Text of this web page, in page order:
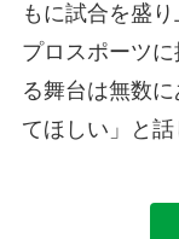
もに試合を盛
プロスポーツ
る舞台は無数
てほしい」と話